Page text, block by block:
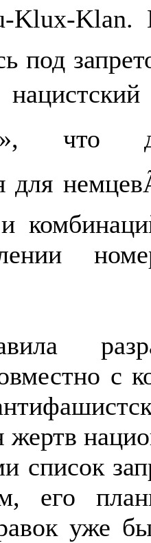
Klan.
под
что
для
с
список
его
уже